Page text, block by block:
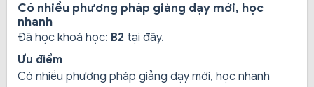
Sân tập lái xe rộng lớn: Hệ thống sân bãi rất rộng,
thoáng mát, trường trồng nhiều cây xanh và có cả
ghế đá cho học viên nghỉ ngơi, sân được vệ sinh
thường xuyên, trường trang bị đầy đủ các bài thực
hành lái xe để học viên có thể làm quen nhanh chóng.
Có nhiều phương pháp giảng dạy mới, học
nhanh
Đã học khoá học: B2 tại đây.
Ưu điểm
Có nhiều phương pháp giảng dạy mới, học nhanh